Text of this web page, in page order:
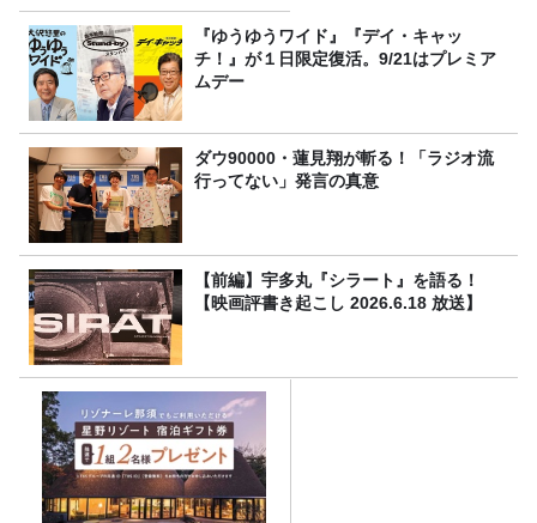
『ゆうゆうワイド』『デイ・キャッ
チ！』が１日限定復活。9/21はプレミア
ムデー
ダウ90000・蓮見翔が斬る！「ラジオ流
行ってない」発言の真意
【前編】宇多丸『シラート』を語る！
【映画評書き起こし 2026.6.18 放送】